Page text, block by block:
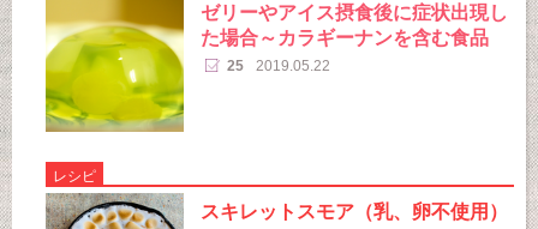
ゼリーやアイス摂食後に症状出現し
た場合～カラギーナンを含む食品
25 2019.05.22
レシピ
スキレットスモア（乳、卵不使用）